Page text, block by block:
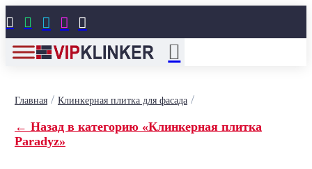
    
Главная/ Клинкерная плитка для фасада/
← Назад в категорию «Клинкерная плитка
Paradyz»